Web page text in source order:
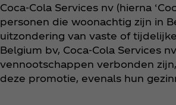
Coca‑Cola Services nv (hierna
personen die woonachtig zijn in
uitzondering van vaste of
Belgium bv, Coca‑Cola Services
vennootschappen verbonden
deze promotie, evenals hun